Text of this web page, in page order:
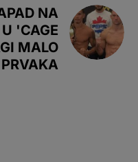
NA
'CAGE
MALO